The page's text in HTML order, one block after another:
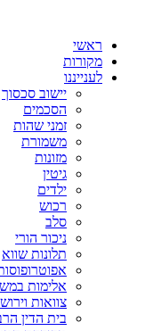
ראשי
מקורות
לענייננו
יישוב סכסוך
הסכמים
זמני שהות
משמורת
מזונות
גיטין
ילדים
רכוש
סלב
ניכור הורי
תלונות שווא
אלימות
צוואות
בית הדין